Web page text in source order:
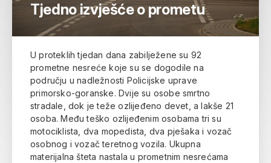
Tjedno izvješće o prometu
U proteklih tjedan dana zabilježene su 92
prometne nesreće koje su se dogodile na
području u nadležnosti Policijske uprave
primorsko-goranske. Dvije su osobe smrtno
stradale, dok je teže ozlijeđeno devet, a lakše 21
osoba. Među teško ozlijeđenim osobama tri su
motociklista, dva mopedista, dva pješaka i vozač
osobnog i vozač teretnog vozila. Ukupna
materijalna šteta nastala u prometnim nesrećama